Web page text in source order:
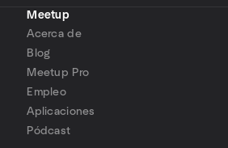
Meetup
Acerca de
Blog
Meetup Pro
Empleo
Aplicaciones
Pódcast